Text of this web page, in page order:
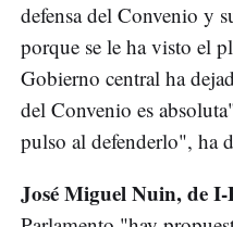
defensa del Convenio y
porque se le ha visto el
Gobierno central ha
del Convenio es
pulso al defenderlo", ha
José Miguel Nuin, de